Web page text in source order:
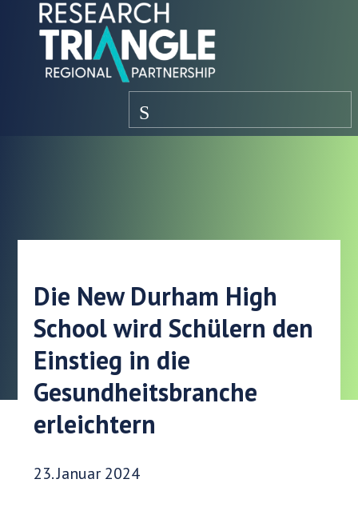
Zum Inhalt springen
Speisekarte
Die New Durham High
School wird Schülern den
Einstieg in die
Gesundheitsbranche
erleichtern
Veröffentlichungsdatum:
23. Januar 2024